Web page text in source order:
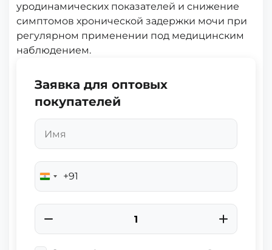
уродинамических показателей и снижение
симптомов хронической задержки мочи при
регулярном применении под медицинским
наблюдением.
Заявка для оптовых
покупателей
India
+91
+91